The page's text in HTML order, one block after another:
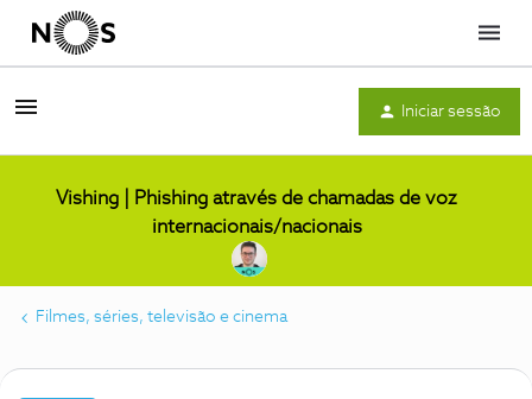
Menu
Iniciar sessão
Vishing | Phishing através de chamadas de voz
internacionais/nacionais
Filmes, séries, televisão e cinema